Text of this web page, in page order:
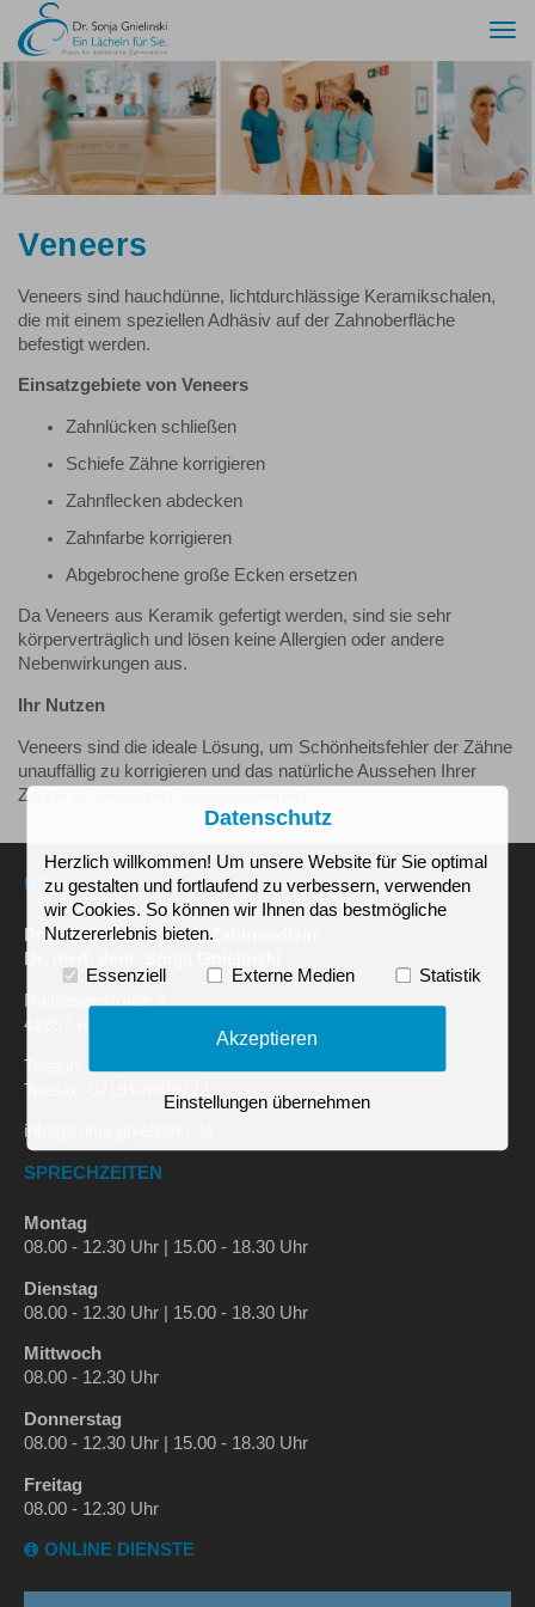
Veneers
Veneers sind hauchdünne, lichtdurchlässige Keramikschalen,
die mit einem speziellen Adhäsiv auf der Zahnoberfläche
befestigt werden.
Einsatzgebiete von Veneers
Zahnlücken schließen
Schiefe Zähne korrigieren
Zahnflecken abdecken
Zahnfarbe korrigieren
Abgebrochene große Ecken ersetzen
Da Veneers aus Keramik gefertigt werden, sind sie sehr
körperverträglich und lösen keine Allergien oder andere
Nebenwirkungen aus.
Ihr Nutzen
Veneers sind die ideale Lösung, um Schönheitsfehler der Zähne
unauffällig zu korrigieren und das natürliche Aussehen Ihrer
Zähne zu bewahren und aufzuwerten.
ÜBER UNS
Praxis für ästhetische Zahnmedizin
Raiffeisenstraße 4
42897 Remscheid Bergisch Born
Telefon: 02191-890870
Telefax: 02191-8908722
info@sonja-gnielinski.de
SPRECHZEITEN
Montag
08.00 - 12.30 Uhr | 15.00 - 18.30 Uhr
Dienstag
08.00 - 12.30 Uhr | 15.00 - 18.30 Uhr
Mittwoch
08.00 - 12.30 Uhr
Donnerstag
08.00 - 12.30 Uhr | 15.00 - 18.30 Uhr
Freitag
08.00 - 12.30 Uhr
ONLINE DIENSTE
Datenschutz
Herzlich willkommen! Um unsere Website für Sie optimal
zu gestalten und fortlaufend zu verbessern, verwenden
wir Cookies. So können wir Ihnen das bestmögliche
Nutzererlebnis bieten.
Essenziell Externe Medien Statistik
Akzeptieren
Einstellungen übernehmen